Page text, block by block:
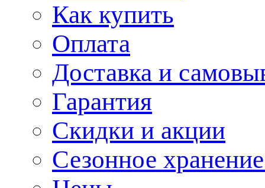
Как купить
Оплата
Доставка и
Гарантия
Скидки и акции
Сезонное